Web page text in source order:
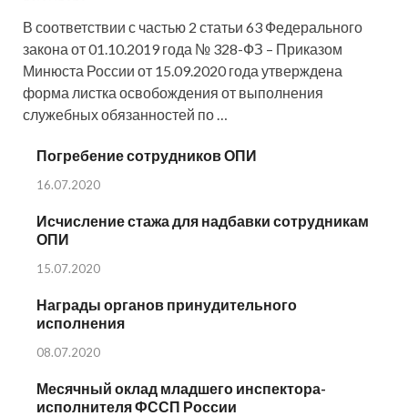
В соответствии с частью 2 статьи 63 Федерального
закона от 01.10.2019 года № 328-ФЗ – Приказом
Минюста России от 15.09.2020 года утверждена
форма листка освобождения от выполнения
служебных обязанностей по …
Погребение сотрудников ОПИ
16.07.2020
Исчисление стажа для надбавки сотрудникам
ОПИ
15.07.2020
Награды органов принудительного
исполнения
08.07.2020
Месячный оклад младшего инспектора-
исполнителя ФССП России